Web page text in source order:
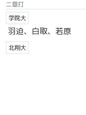
二塁打
学院大
羽迫、白取、若原
北翔大